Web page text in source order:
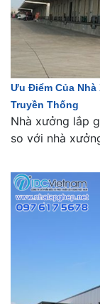
Ưu Điểm Của
Truyền Thống
Nhà xưởng lắp
so với nhà